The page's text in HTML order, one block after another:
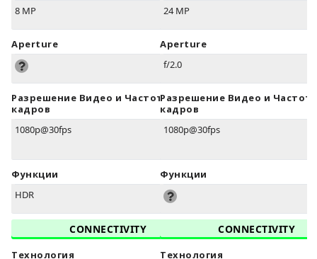
8 MP
Aperture
Разрешение Видео и Частота
кадров
1080p@30fps
Функции
HDR
CONNECTIVITY
Технология
24 MP
Aperture
f/2.0
Разрешение Видео и Частота
кадров
1080p@30fps
Функции
CONNECTIVITY
Технология